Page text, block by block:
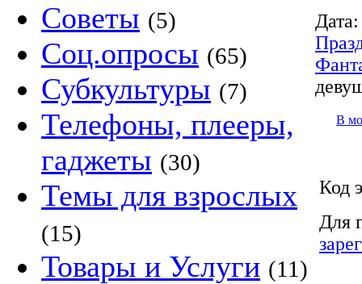
Советы (5)
Соц.опросы (65)
Субкультуры (7)
Телефоны, плееры,
гаджеты (30)
Темы для взрослых
(15)
Товары и Услуги (11)
Дата:
В
Код
Для